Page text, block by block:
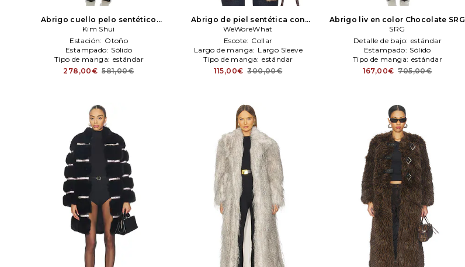
Abrigo cuello pelo sentético
bordeaux en color veno
Kim Shui
Estación: Otoño
Estampado: Sólido
Tipo de manga: estándar
278,00€ 581,00€
Abrigo de piel sentética con
cuello chal en color marrón
WeWoreWhat
WeWoreWhat
Escote: Collar
Largo de manga: Largo Sleeve
Tipo de manga: estándar
115,00€ 300,00€
Abrigo liv en color Chocolate SRG
SRG
Detalle de bajo: estándar
Estampado: Sólido
Tipo de manga: estándar
167,00€ 705,00€